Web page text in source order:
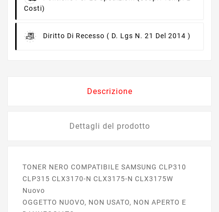
Costi)
Diritto Di Recesso ( D. Lgs N. 21 Del 2014 )
Descrizione
Dettagli del prodotto
TONER NERO COMPATIBILE SAMSUNG CLP310
CLP315 CLX3170-N CLX3175-N CLX3175W
Nuovo
OGGETTO NUOVO, NON USATO, NON APERTO E